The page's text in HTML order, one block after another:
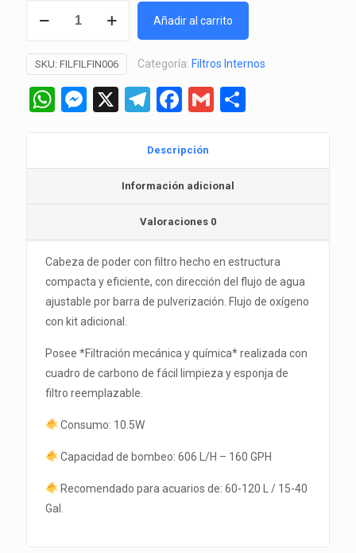
700
(Resun)
cantidad
Añadir al carrito
SKU: FILFILFIN006 Categoría: Filtros Internos
WhatsApp
Messenger
X Telegram
Facebook
Gmail
Descripción
Información adicional
Valoraciones 0
Cabeza de poder con filtro hecho en estructura
compacta y eficiente, con dirección del flujo de agua
ajustable por barra de pulverización. Flujo de oxígeno
con kit adicional.
Posee *Filtración mecánica y química* realizada con
cuadro de carbono de fácil limpieza y esponja de
filtro reemplazable.
Consumo: 10.5W
Capacidad de bombeo: 606 L/H – 160 GPH
Recomendado para acuarios de: 60-120 L / 15-40
Gal.